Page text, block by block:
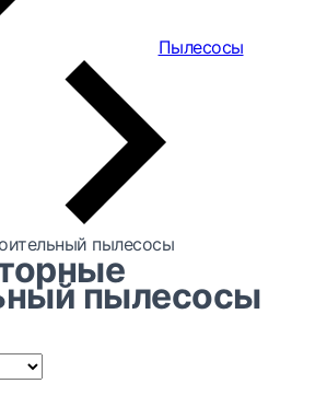
Пылесосы
пылесосы
пылесосы